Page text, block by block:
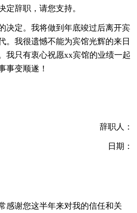
定辞职，请您支持。
决定。我将做到年底竣过后离开宾
。我很遗憾不能为宾馆光辉的来日
我只有衷心祝愿xx宾馆的业绩一起
事变顺遂！
辞职人：
日期：
感谢您这半年来对我的信任和关